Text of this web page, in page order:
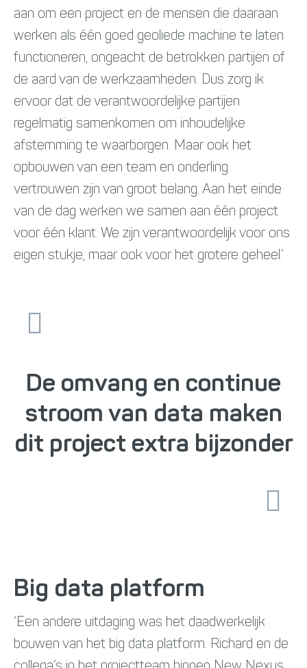
aan om een project en de mensen die daaraan
werken als één goed geoliede machine te laten
functioneren, ongeacht de betrokken partijen of
de aard van de werkzaamheden. Dus zorg ik
ervoor dat de verantwoordelijke partijen
regelmatig samenkomen om inhoudelijke
afstemming te waarborgen. Maar ook het
opbouwen van een team en onderling
vertrouwen zijn van groot belang. Aan het einde
van de dag werken we samen aan één project
voor één klant. We zijn verantwoordelijk voor ons
eigen stukje, maar ook voor het grotere geheel.’
De omvang en continue
stroom van data maken
dit project extra bijzonder
Big data platform
‘Een andere uitdaging was het daadwerkelijk
bouwen van het big data platform. Richard en de